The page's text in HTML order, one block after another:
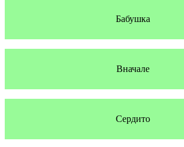
Бабушка
Вначале
Сердито